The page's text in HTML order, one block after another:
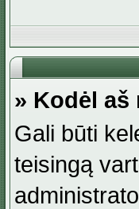
» Kodėl
Gali būti
teisingą